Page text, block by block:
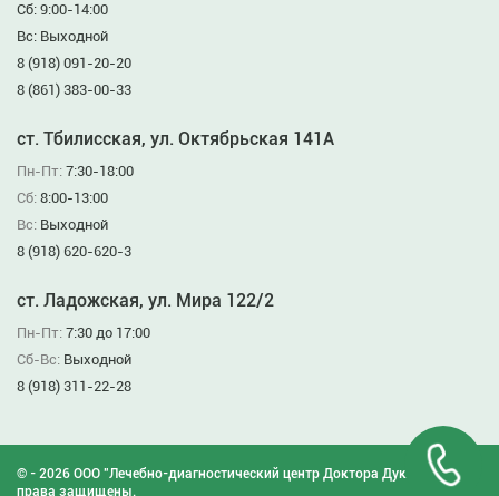
Сб: 9:00-14:00
Вс: Выходной
8 (918) 091-20-20
8 (861) 383-00-33
ст. Тбилисская, ул. Октябрьская 141А
Пн-Пт: 7:30-18:00
Сб: 8:00-13:00
Вс: Выходной
8 (918) 620-620-3
ст. Ладожская, ул. Мира 122/2
Пн-Пт: 7:30 до 17:00
Сб-Вс: Выходной
8 (918) 311-22-28
© - 2026 ООО "Лечебно-диагностический центр Доктора Дукина". Все
права защищены.